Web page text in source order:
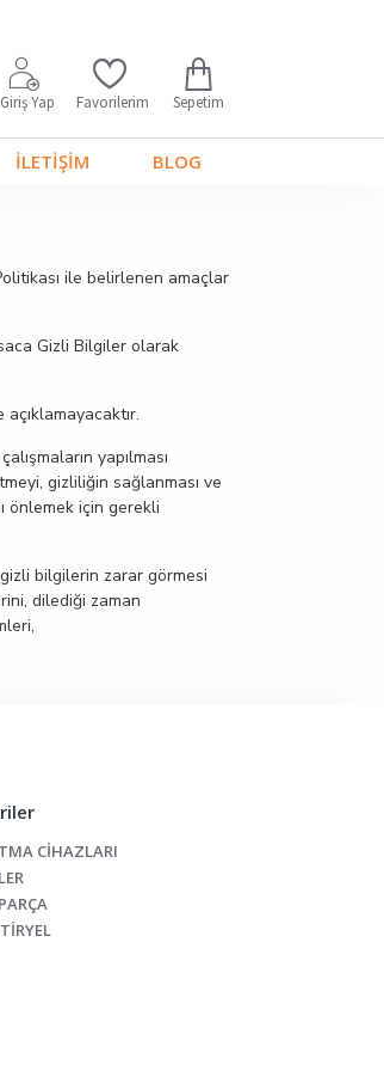
Giriş Yap Favorilerim Sepetim
İLETİŞİM BLOG
ile belirlenen amaçlar
Gizli Bilgiler olarak
yapılması
gizliliğin sağlanması ve
önlemek için gerekli
bilgilerin zarar görmesi
dilediği zaman
CİHAZLARI